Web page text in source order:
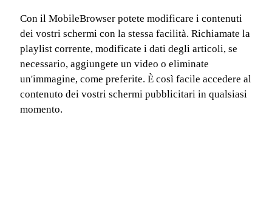
Con il MobileBrowser potete modificare i contenuti
dei vostri schermi con la stessa facilità. Richiamate la
playlist corrente, modificate i dati degli articoli, se
necessario, aggiungete un video o eliminate
un'immagine, come preferite. È così facile accedere al
contenuto dei vostri schermi pubblicitari in qualsiasi
momento.